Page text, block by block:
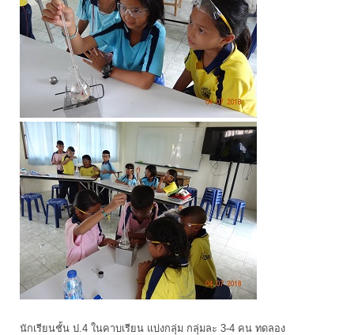
นักเรียนชั้น ป.4 ในคาบเรียน แบ่งกลุ่ม กลุ่มละ 3-4 คน ทดลอง